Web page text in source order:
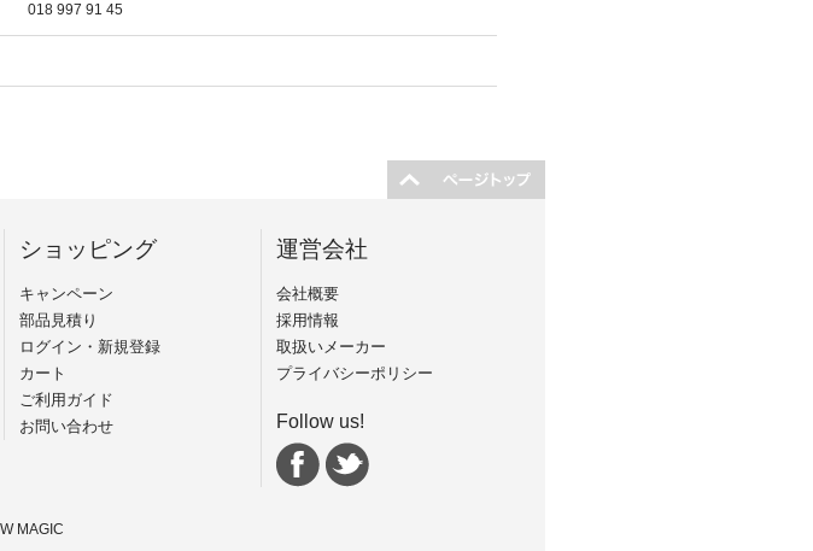
018 997 91 45
ショッピング
キャンペーン
部品見積り
ログイン・新規登録
カート
ご利用ガイド
お問い合わせ
運営会社
会社概要
採用情報
取扱いメーカー
プライバシーポリシー
Follow us!
MAGIC